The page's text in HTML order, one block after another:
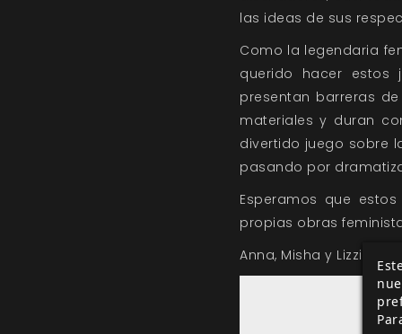
las ideas de sus
Como la legendaria
querido hacer estos
presentan barreras
materiales y duran
divertido juego sobre
pasando por
Esperamos que
propias obras
Anna, Misha y Lizzie.